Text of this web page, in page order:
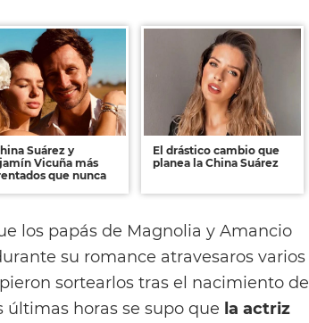
Suárez y
Vicuña más
que nunca
El drástico cambio que
planea la China Suárez
los papás de Magnolia y Amancio
su romance atravesaros varios
sortearlos tras el nacimiento de
últimas horas se supo que la actriz